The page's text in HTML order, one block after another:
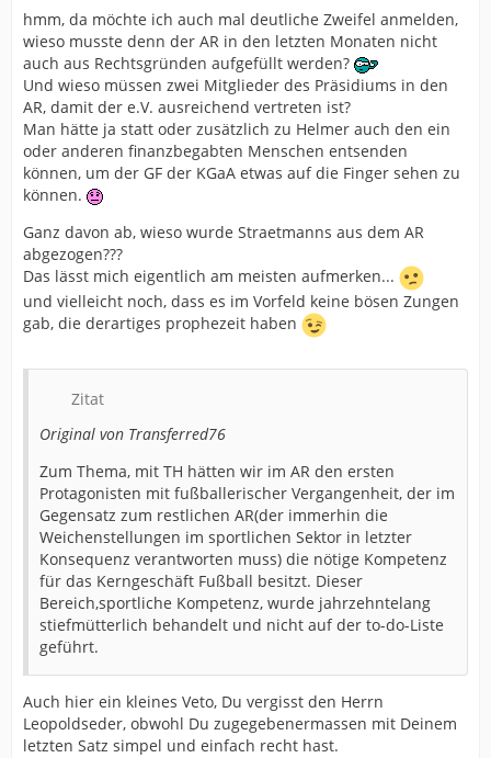
hmm, da möchte ich auch mal deutliche Zweifel anmelden,
wieso musste denn der AR in den letzten Monaten nicht
auch aus Rechtsgründen aufgefüllt werden?
Und wieso müssen zwei Mitglieder des Präsidiums in den
AR, damit der e.V. ausreichend vertreten ist?
Man hätte ja statt oder zusätzlich zu Helmer auch den ein
oder anderen finanzbegabten Menschen entsenden
können, um der GF der KGaA etwas auf die Finger sehen zu
können.
Ganz davon ab, wieso wurde Straetmanns aus dem AR
abgezogen???
Das lässt mich eigentlich am meisten aufmerken...
und vielleicht noch, dass es im Vorfeld keine bösen Zungen
gab, die derartiges prophezeit haben
Zitat
Original von Transferred76
Zum Thema, mit TH hätten wir im AR den ersten
Protagonisten mit fußballerischer Vergangenheit, der im
Gegensatz zum restlichen AR(der immerhin die
Weichenstellungen im sportlichen Sektor in letzter
Konsequenz verantworten muss) die nötige Kompetenz
für das Kerngeschäft Fußball besitzt. Dieser
Bereich,sportliche Kompetenz, wurde jahrzehntelang
stiefmütterlich behandelt und nicht auf der to-do-Liste
geführt.
Auch hier ein kleines Veto, Du vergisst den Herrn
Leopoldseder, obwohl Du zugegebenermassen mit Deinem
letzten Satz simpel und einfach recht hast.